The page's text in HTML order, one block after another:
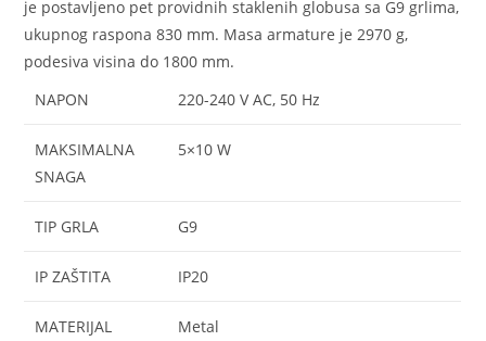
je postavljeno pet providnih staklenih globusa sa G9 grlima,
ukupnog raspona 830 mm. Masa armature je 2970 g,
podesiva visina do 1800 mm.
NAPON
220-240 V AC, 50 Hz
MAKSIMALNA
SNAGA
5×10 W
TIP GRLA G9
IP ZAŠTITA IP20
MATERIJAL
Metal